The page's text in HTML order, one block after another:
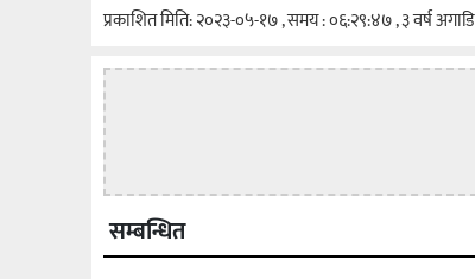
प्रकाशित मिति: २०२३-०५-१७ , समय : ०६:२९:४७ , ३ वर्ष अगाडि
सम्बन्धित